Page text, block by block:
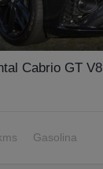
Cabrio GT V8
Gasolina